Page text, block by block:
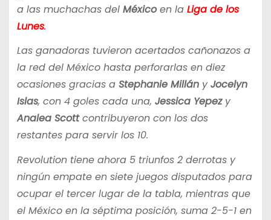
a las muchachas del Méxicoen la Liga de los
Lunes.
Las ganadoras tuvieron acertados cañonazos a
la red del México hasta perforarlas en diez
ocasiones gracias a Stephanie MillányJocelyn
Islas, con 4 goles cada una, Jessica Yepezy
Analea Scottcontribuyeron con los dos
restantes para servir los 10.
Revolution tiene ahora 5 triunfos 2 derrotas y
ningún empate en siete juegos disputados para
ocupar el tercer lugar de la tabla, mientras que
el México en la séptima posición, suma 2-5-1 en